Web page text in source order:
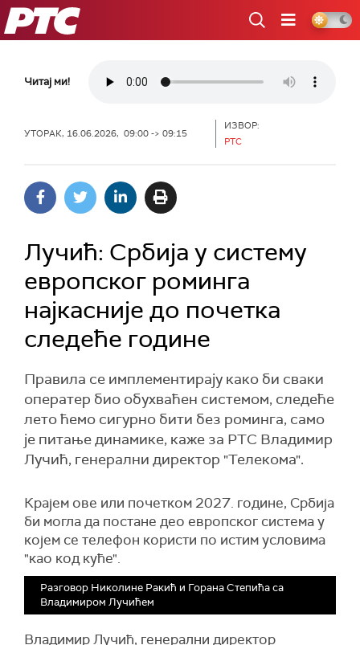
РТС
Читај ми!
УТОРАК, 16.06.2026, 09:00 -> 09:15
ИЗВОР:
РТС
Лучић: Србија у систему
европског роминга
најкасније до почетка
следеће године
Правила се имплементирају како би сваки
оператер био обухваћен системом, следеће
лето ћемо сигурно бити без роминга, само
је питање динамике, каже за РТС Владимир
Лучић, генерални директор "Телекома".
Крајем ове или почетком 2027. године, Србија
би могла да постане део европског система у
којем се телефон користи по истим условима
"као код куће".
Разговор Николине Ракић и Горана Степића са
Владимиром Лучићем
Владимир Лучић, генерални директор